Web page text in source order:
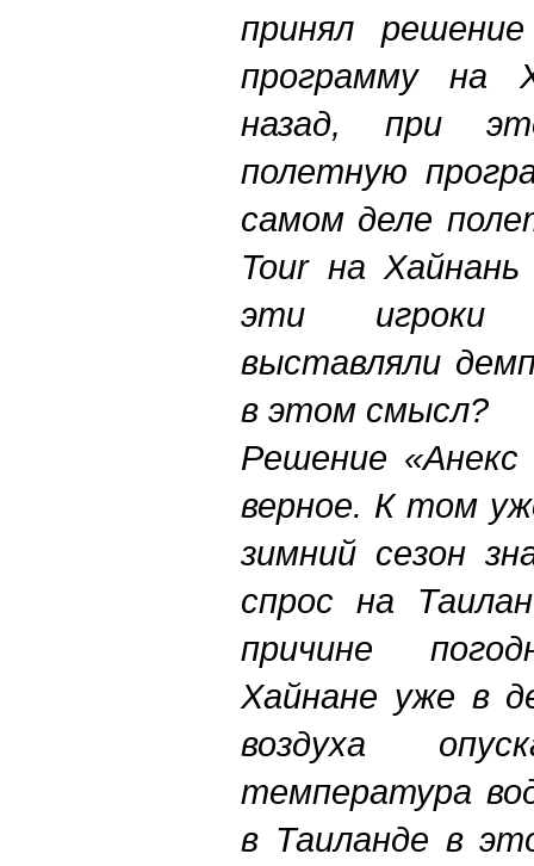
принял
программу на
назад, при
полетную
самом деле
Tour на
эти игроки
выставляли
в этом смысл?
Решение «Анекс
верное. К том
зимний сезон
спрос на
причине
Хайнане уже в
воздуха
температура
в Таиланде в